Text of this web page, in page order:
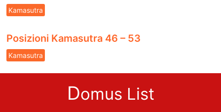
Kamasutra
Posizioni Kamasutra 46 – 53
Kamasutra
Domus List